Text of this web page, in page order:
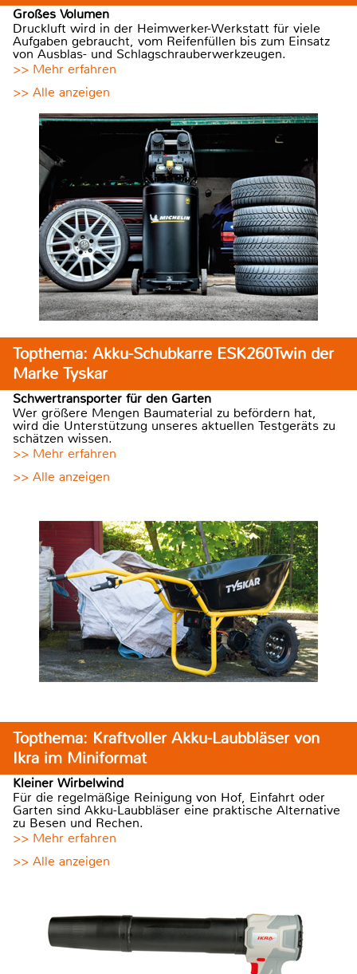
Großes Volumen
Druckluft wird in der Heimwerker-Werkstatt für viele
Aufgaben gebraucht, vom Reifenfüllen bis zum Einsatz
von Ausblas- und Schlagschrauberwerkzeugen.
>> Mehr erfahren
>> Alle anzeigen
Topthema: Akku-Schubkarre ESK260Twin der
Marke Tyskar
Schwertransporter für den Garten
Wer größere Mengen Baumaterial zu befördern hat,
wird die Unterstützung unseres aktuellen Testgeräts zu
schätzen wissen.
>> Mehr erfahren
>> Alle anzeigen
Topthema: Kraftvoller Akku-Laubbläser von
Ikra im Miniformat
Kleiner Wirbelwind
Für die regelmäßige Reinigung von Hof, Einfahrt oder
Garten sind Akku-Laubbläser eine praktische Alternative
zu Besen und Rechen.
>> Mehr erfahren
>> Alle anzeigen